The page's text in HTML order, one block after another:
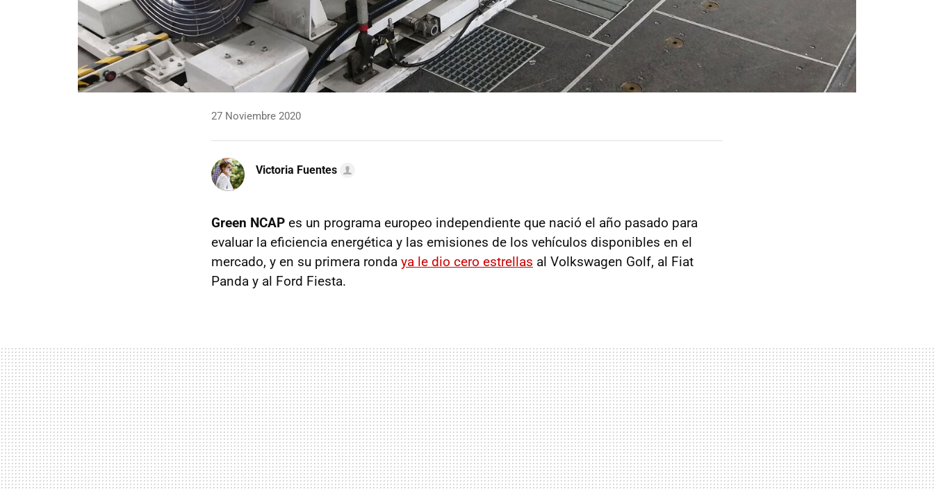
27 Noviembre 2020
Victoria Fuentes
Green NCAP es un programa europeo independiente que nació el año pasado para
evaluar la eficiencia energética y las emisiones de los vehículos disponibles en el
mercado, y en su primera ronda ya le dio cero estrellas al Volkswagen Golf, al Fiat
Panda y al Ford Fiesta.